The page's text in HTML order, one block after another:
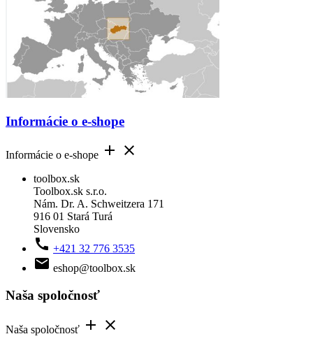
Informácie o e-shope
Informácie o e-shope  
toolbox.sk
Toolbox.sk s.r.o.
Nám. Dr. A. Schweitzera 171
916 01 Stará Turá
Slovensko
 +421 32 776 3535
 eshop@toolbox.sk
Naša spoločnosť
Naša spoločnosť  